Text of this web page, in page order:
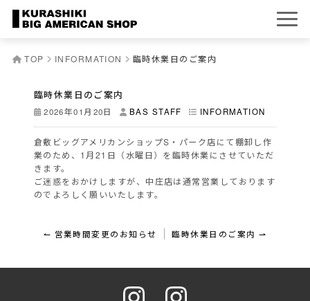
TOP INFORMATION 臨時休業日のご案内
臨時休業日のご案内
2026年01月20日 BAS STAFF INFORMATION
倉敷ビッグアメリカンショップS・パーク店にて棚卸し作
業のため、1月21日（水曜日）を臨時休業にさせていただ
きます。
ご迷惑をおかけしますが、中庄店は通常営業しております
のでよろしく願いいたします。
投
稿
↼ 営業時間変更のお知らせ 臨時休業日のご案内 ⇀